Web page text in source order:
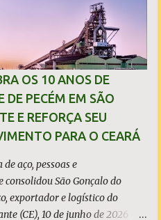
de todo o setor do aço brasileiro.
se como líder no Brasil, com
bruto, os investimentos
em seus valores de segurança,
A produção total de aço
– um recuo de 1,3% em
de ferro atingiu 2,34
menor que 2024. Neste
trans...
OS 10 ANOS DE
DE PECÉM EM SÃO
E REFORÇA SEU
PARA O CEARÁ
aço, pessoas e
São Gonçalo do
exportador e logístico do
(CE), 10 de junho de 2026 - A